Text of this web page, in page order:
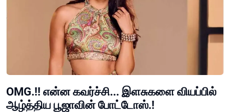
OMG.!! என்ன கவர்ச்சி... இளசுகளை வியப்பில்
ஆழ்த்திய பூஜாவின் போட்டோஸ்.!